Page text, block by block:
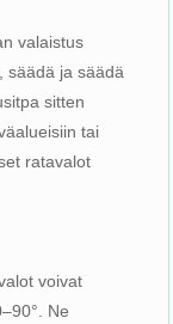
valaistus
säädä ja säädä
sitten
tai
ratavalot
voivat
Ne